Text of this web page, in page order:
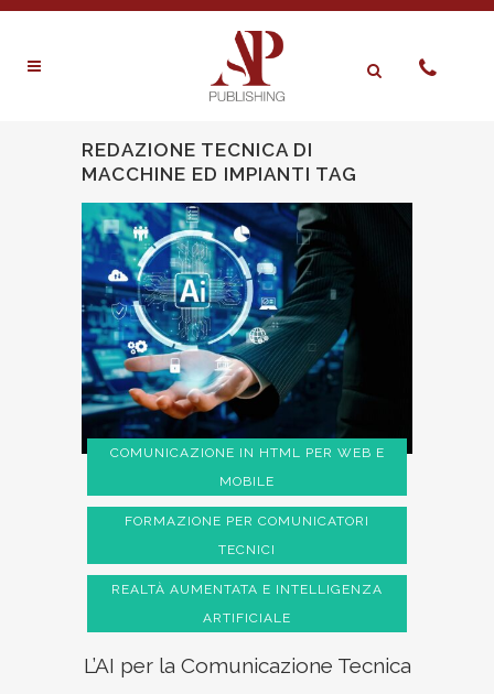
REDAZIONE TECNICA DI
MACCHINE ED IMPIANTI TAG
COMUNICAZIONE IN HTML PER WEB E
MOBILE
FORMAZIONE PER COMUNICATORI
TECNICI
REALTÀ AUMENTATA E INTELLIGENZA
ARTIFICIALE
L’AI per la Comunicazione Tecnica